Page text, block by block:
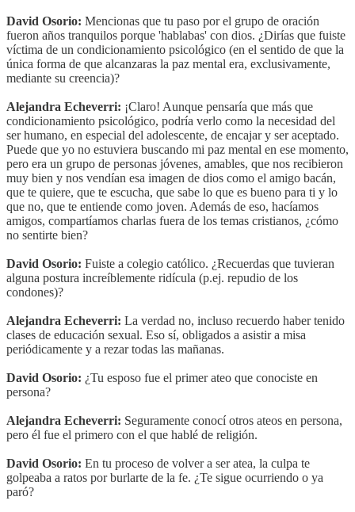
David Osorio: Mencionas que tu paso por el grupo de oración
fueron años tranquilos porque 'hablabas' con dios. ¿Dirías que fuiste
víctima de un condicionamiento psicológico (en el sentido de que la
única forma de que alcanzaras la paz mental era, exclusivamente,
mediante su creencia)?
Alejandra Echeverri: ¡Claro! Aunque pensaría que más que
condicionamiento psicológico, podría verlo como la necesidad del
ser humano, en especial del adolescente, de encajar y ser aceptado.
Puede que yo no estuviera buscando mi paz mental en ese momento,
pero era un grupo de personas jóvenes, amables, que nos recibieron
muy bien y nos vendían esa imagen de dios como el amigo bacán,
que te quiere, que te escucha, que sabe lo que es bueno para ti y lo
que no, que te entiende como joven. Además de eso, hacíamos
amigos, compartíamos charlas fuera de los temas cristianos, ¿cómo
no sentirte bien?
David Osorio: Fuiste a colegio católico. ¿Recuerdas que tuvieran
alguna postura increíblemente ridícula (p.ej. repudio de los
condones)?
Alejandra Echeverri: La verdad no, incluso recuerdo haber tenido
clases de educación sexual. Eso sí, obligados a asistir a misa
periódicamente y a rezar todas las mañanas.
David Osorio: ¿Tu esposo fue el primer ateo que conociste en
persona?
Alejandra Echeverri: Seguramente conocí otros ateos en persona,
pero él fue el primero con el que hablé de religión.
David Osorio: En tu proceso de volver a ser atea, la culpa te
golpeaba a ratos por burlarte de la fe. ¿Te sigue ocurriendo o ya
paró?